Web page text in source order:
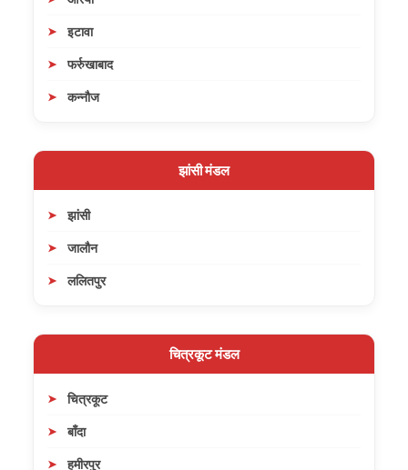
इटावा
फर्रुखाबाद
कन्नौज
झांसी मंडल
झांसी
जालौन
ललितपुर
चित्रकूट मंडल
चित्रकूट
बाँदा
हमीरपुर